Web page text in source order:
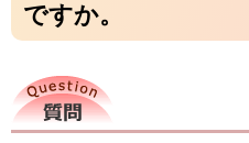
ですか。
質問